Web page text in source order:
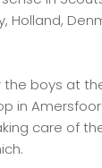
Holland,
the boys at
in
care of